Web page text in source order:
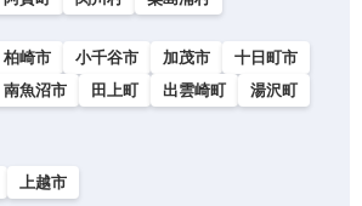
柏崎市 小千谷市 加茂市
十日町市
南魚沼市 田上町 出雲崎町
湯沢町
上越市